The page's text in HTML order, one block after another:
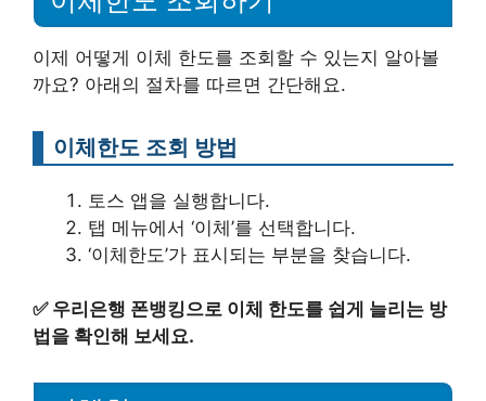
이제 어떻게 이체 한도를 조회할 수 있는지 알아볼
까요? 아래의 절차를 따르면 간단해요.
이체한도 조회 방법
토스 앱을 실행합니다.
탭 메뉴에서 ‘이체’를 선택합니다.
‘이체한도’가 표시되는 부분을 찾습니다.
✅ 우리은행 폰뱅킹으로 이체 한도를 쉽게 늘리는 방
법을 확인해 보세요.